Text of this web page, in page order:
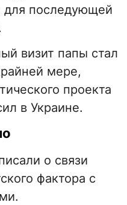
для последующей
визит папы стал
мере,
проекта
в Украине.
о связи
фактора с